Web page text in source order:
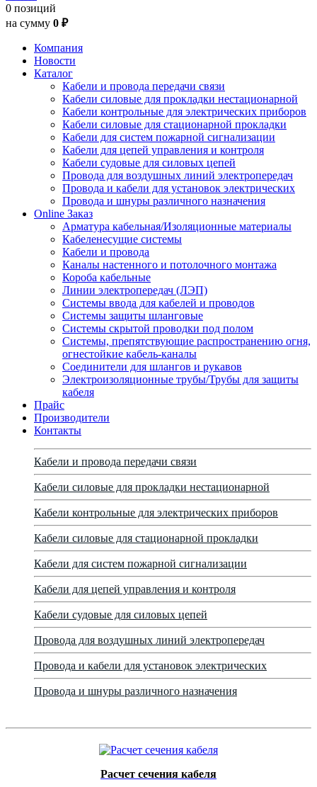
0 позиций
на сумму 0 ₽
Компания
Новости
Каталог
Кабели и провода передачи связи
Кабели силовые для прокладки нестационарной
Кабели контрольные для электрических приборов
Кабели силовые для стационарной прокладки
Кабели для систем пожарной сигнализации
Кабели для цепей управления и контроля
Кабели судовые для силовых цепей
Провода для воздушных линий электропередач
Провода и кабели для установок электрических
Провода и шнуры различного назначения
Online Заказ
Арматура кабельная/Изоляционные материалы
Кабеленесущие системы
Кабели и провода
Каналы настенного и потолочного монтажа
Короба кабельные
Линии электропередач (ЛЭП)
Системы ввода для кабелей и проводов
Системы защиты шланговые
Системы скрытой проводки под полом
Системы, препятствующие распространению огня,
огнестойкие кабель-каналы
Соединители для шлангов и рукавов
Электроизоляционные трубы/Трубы для защиты
кабеля
Прайс
Производители
Контакты
Кабели и провода передачи связи
Кабели силовые для прокладки нестационарной
Кабели контрольные для электрических приборов
Кабели силовые для стационарной прокладки
Кабели для систем пожарной сигнализации
Кабели для цепей управления и контроля
Кабели судовые для силовых цепей
Провода для воздушных линий электропередач
Провода и кабели для установок электрических
Провода и шнуры различного назначения
Расчет сечения кабеля